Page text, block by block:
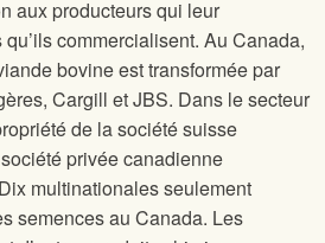
aux producteurs qui leur
commercialisent. Au Canada,
bovine est transformée par
Cargill et JBS. Dans le secteur
de la société suisse
privée canadienne
multinationales seulement
semences au Canada. Les